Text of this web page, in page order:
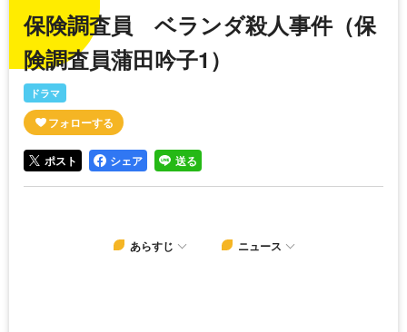
保険調査員 ベランダ殺人事件（保
険調査員蒲田吟子1）
ドラマ
ポスト シェア 送る
あらすじ ニュース